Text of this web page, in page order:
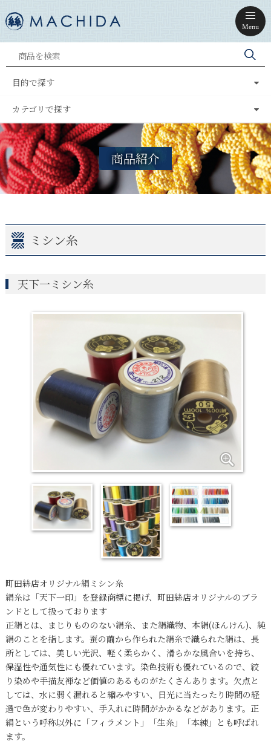
Menu
目的で探す
カテゴリで探す
商品紹介
ミシン糸
天下一ミシン糸
町田絲店オリジナル絹ミシン糸
絹糸は「天下一印」を登録商標に掲げ、町田絲店オリジナルのブラ
ンドとして扱っております
正絹とは、まじりもののない絹糸、また絹織物、本絹(ほんけん)、純
絹のことを指します。蚕の繭から作られた絹糸で織られた絹は、長
所としては、美しい光沢、軽く柔らかく、滑らかな風合いを持ち、
保湿性や通気性にも優れています。染色技術も優れているので、絞
り染めや手描友禅など価値のあるものがたくさんあります。欠点と
しては、水に弱く漏れると縮みやすい、日光に当たったり時間の経
過で色が変わりやすい、手入れに時間がかかるなどがあります。正
絹という呼称以外に「フィラメント」「生糸」「本練」とも呼ばれ
ます。